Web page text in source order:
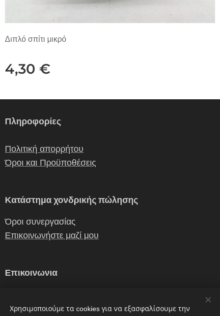
Διπλό σπίτι μικρό
4,30 €
Πληροφορίες
Πολιτική απορρήτου
Όροι και Προϋποθέσεις
Κατάστημα χονδρικής πώλησης
Όροι συνεργασίας
Επικοινωνήστε μαζί μου
Επικοινωνια
erganiceramics@gmail.com
Χρησιμοποιούμε τα cookies για να εξασφαλίσουμε την